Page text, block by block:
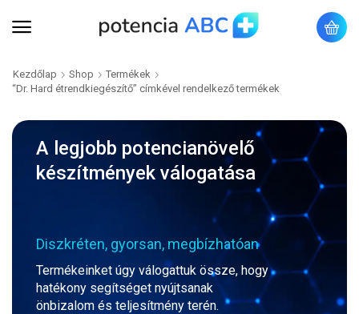
Kezdőlap Shop
Termékek
“Dr. Hard étrendkiegészítő” címkével rendelkező termékek
A legjobb potencianövelő
készítmények válogatása
Diszkréten, gyorsan, megbízhatóan
Termékeinket úgy válogattuk össze, hogy
hatékony segítséget nyújtsanak
önbizalom és teljesítmény terén.